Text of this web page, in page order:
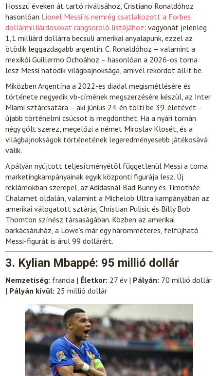
Hosszú éveken át tartó riválisához, Cristiano Ronaldóhoz
hasonlóan Lionel Messi is nemrég csatlakozott a Forbes
dollármilliárdosokat rangsoroló listájához: vagyonát jelenleg
1,1 milliárd dollárra becsüli amerikai anyalapunk, ezzel az
ötödik leggazdagabb argentin. C. Ronaldóhoz – valamint a
mexikói Guillermo Ochoához – hasonlóan a 2026-os torna
lesz Messi hatodik világbajnoksága, amivel rekordot állít be.
Miközben Argentína a 2022-es diadal megismétlésére és
története negyedik vb-címének megszerzésére készül, az Inter
Miami sztárcsatára – aki június 24-én tölti be 39. életévét –
újabb történelmi csúcsot is megdönthet. Ha a nyári tornán
négy gólt szerez, megelőzi a német Miroslav Klosét, és a
világbajnokságok történetének legeredményesebb játékosává
válik.
A pályán nyújtott teljesítményétől függetlenül Messi a torna
marketingkampányainak egyik központi figurája lesz. Új
reklámokban szerepel, az Adidasnál Bad Bunny és Timothée
Chalamet oldalán, valamint a Michelob Ultra kampányában az
amerikai válogatott sztárja, Christian Pulisic és Billy Bob
Thornton színész társaságában. Közben az amerikai
barkácsáruház, a Lowe’s már egy háromméteres, felfújható
Messi-figurát is árul 99 dollárért.
3. Kylian Mbappé: 95 millió dollár
Nemzetiség: francia | Életkor: 27 év | Pályán: 70 millió dollár
| Pályán kívül: 25 millió dollár